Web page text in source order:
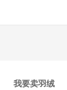
我要卖羽绒